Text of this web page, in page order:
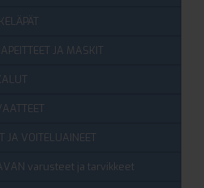
JA MASKIT
JA VOITELUAINEET
varusteet ja tarvikkeet